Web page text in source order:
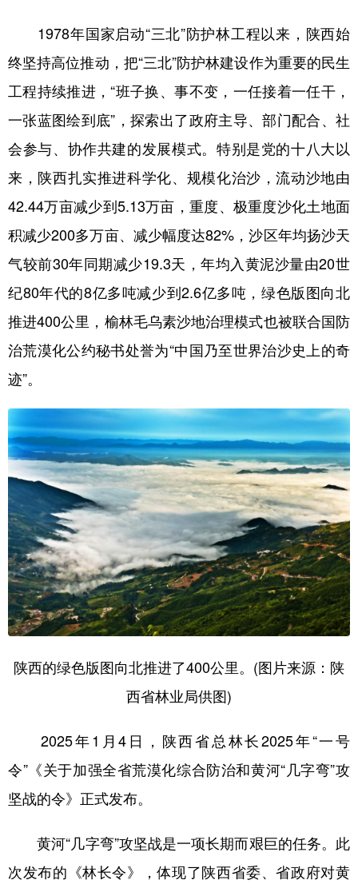
1978年国家启动“三北”防护林工程以来，陕西始
终坚持高位推动，把“三北”防护林建设作为重要的民生
工程持续推进，“班子换、事不变，一任接着一任干，
一张蓝图绘到底”，探索出了政府主导、部门配合、社
会参与、协作共建的发展模式。特别是党的十八大以
来，陕西扎实推进科学化、规模化治沙，流动沙地由
42.44万亩减少到5.13万亩，重度、极重度沙化土地面
积减少200多万亩、减少幅度达82%，沙区年均扬沙天
气较前30年同期减少19.3天，年均入黄泥沙量由20世
纪80年代的8亿多吨减少到2.6亿多吨，绿色版图向北
推进400公里，榆林毛乌素沙地治理模式也被联合国防
治荒漠化公约秘书处誉为“中国乃至世界治沙史上的奇
迹”。
陕西的绿色版图向北推进了400公里。(图片来源：陕
西省林业局供图)
2025年1月4日，陕西省总林长2025年“一号
令”《关于加强全省荒漠化综合防治和黄河“几字弯”攻
坚战的令》正式发布。
黄河“几字弯”攻坚战是一项长期而艰巨的任务。此
次发布的《林长令》，体现了陕西省委、省政府对黄